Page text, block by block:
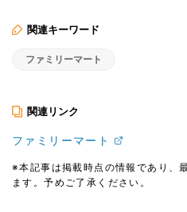
関連キーワード
ファミリーマート
関連リンク
ファミリーマート
※本記事は掲載時点の情報であり、
ます。予めご了承ください。